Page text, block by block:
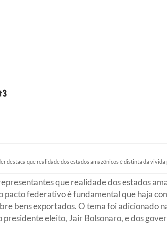
destaca que realidade dos estados amazônicos é distinta da vivida
que realidade dos estados
pacto federativo é fundamental que haja
bens exportados. O tema foi adicionado
presidente eleito, Jair Bolsonaro, e dos